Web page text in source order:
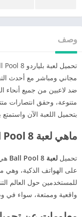
وصف
مجاني ومباشر مع أحدث
ضد لاعبين من جميع أنحاء
متنوعة، وحقق انتصارات
بتحميل اللعبة الآن
ماهي لعبة 8 Ball Pool ؟
تحميل لعبة 8 Ball Pool
للمستخدمين حول العالم
واقعية وممتعة، سواء في